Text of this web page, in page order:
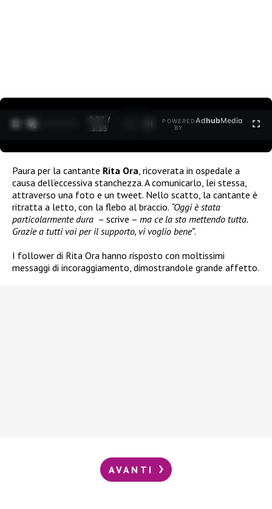
0:27 /
3:35
POWERED
BY
AdhubMedia
Paura per la cantante Rita Ora , ricoverata in ospedale a
causa dell’eccessiva stanchezza. A comunicarlo, lei stessa,
attraverso una foto e un tweet. Nello scatto, la cantante è
ritratta a letto, con la flebo al braccio. “Oggi è stata
particolarmente dura – scrive – ma ce la sto mettendo tutta.
Grazie a tutti voi per il supporto, vi voglio bene”.
I follower di Rita Ora hanno risposto con moltissimi
messaggi di incoraggiamento, dimostrandole grande affetto.
AVANTI